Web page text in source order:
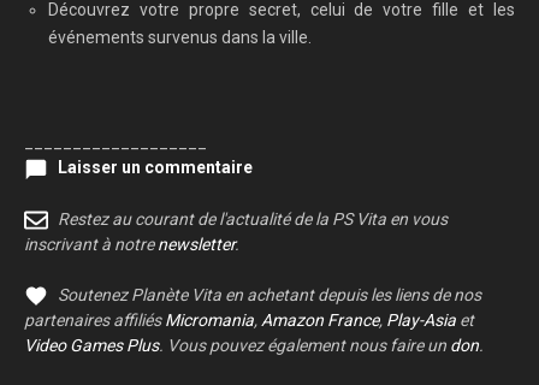
Découvrez votre propre secret, celui de votre fille et les
événements survenus dans la ville.
Laisser un commentaire
Restez au courant de l'actualité de la PS Vita en vous
inscrivant à notrenewsletter.
Soutenez Planète Vita en achetant depuis les liens de nos
partenaires affiliésMicromania,Amazon France, Play-Asia et
Video Games Plus. Vous pouvez également nous faire un don.